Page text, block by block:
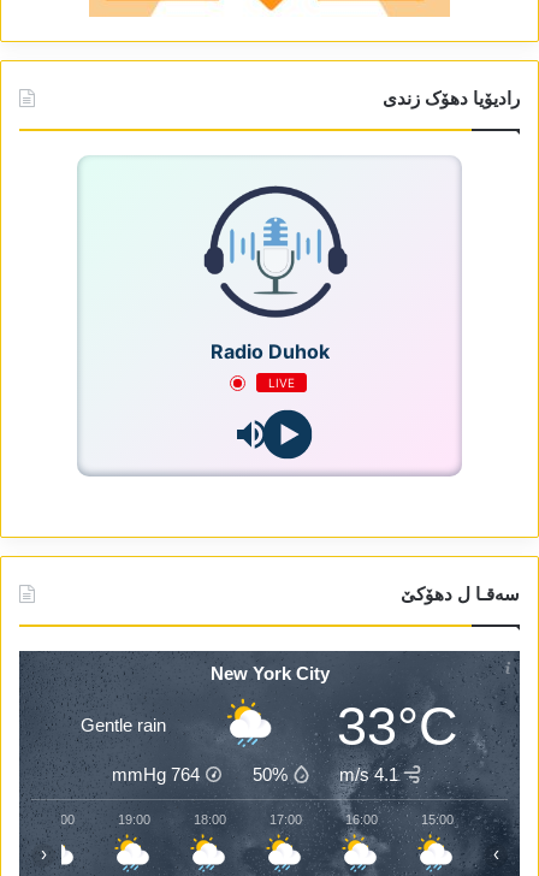
رادیۆیا دھۆک زندی
Radio Duhok
LIVE
سەقـا ل دھۆکێ
New York City
33°C
Gentle rain
4.1 m/s
50%
764
mmHg
15:00
16:00
17:00
18:00
19:00
20:00
‹ ›